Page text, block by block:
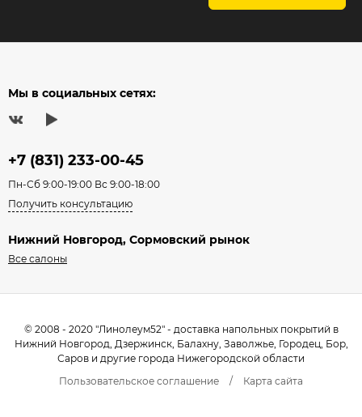
Мы в социальных сетях:
+7 (831) 233-00-45
Пн-Сб 9:00-19:00 Вс 9:00-18:00
Получить консультацию
Нижний Новгород, Сормовский рынок
Все салоны
© 2008 - 2020 "Линолеум52" - доставка напольных покрытий в
Нижний Новгород, Дзержинск, Балахну, Заволжье, Городец, Бор,
Саров и другие города Нижегородской области
Пользовательское соглашение
/ Карта сайта